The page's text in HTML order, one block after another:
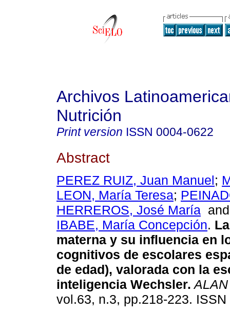
Archivos
Nutrición
Print version ISSN 0004-0622
Abstract
PEREZ RUIZ, Juan Manuel;
LEON, María Teresa;
HERREROS, José María
IBABE, María Concepción.
materna y su influencia en
cognitivos de escolares
de edad), valorada con la
inteligencia Wechsler. ALAN
vol.63, n.3, pp.218-223.